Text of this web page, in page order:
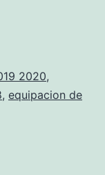
2020,
, equipacion de